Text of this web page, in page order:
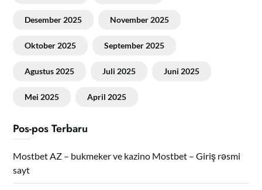
Desember 2025 November 2025
Oktober 2025 September 2025
Agustus 2025 Juli 2025 Juni 2025
Mei 2025 April 2025
Pos-pos Terbaru
Mostbet AZ – bukmeker ve kazino Mostbet – Giriş rəsmi
sayt